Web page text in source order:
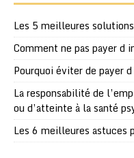
Les 5 meilleures
Comment ne pas payer d
Pourquoi éviter de payer
La responsabilité de
ou d’atteinte à la santé
Les 6 meilleures astuces